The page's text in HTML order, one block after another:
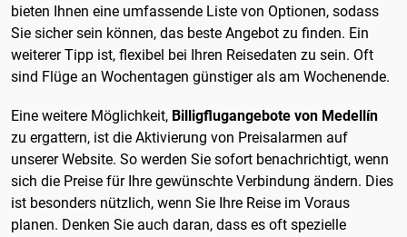
bieten Ihnen eine umfassende Liste von Optionen, sodass
Sie sicher sein können, das beste Angebot zu finden. Ein
weiterer Tipp ist, flexibel bei Ihren Reisedaten zu sein. Oft
sind Flüge an Wochentagen günstiger als am Wochenende.
Eine weitere Möglichkeit, Billigflugangebote von Medellín
zu ergattern, ist die Aktivierung von Preisalarmen auf
unserer Website. So werden Sie sofort benachrichtigt, wenn
sich die Preise für Ihre gewünschte Verbindung ändern. Dies
ist besonders nützlich, wenn Sie Ihre Reise im Voraus
planen. Denken Sie auch daran, dass es oft spezielle